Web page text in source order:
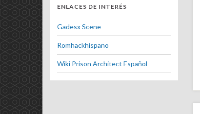
ENLACES DE INTERÉS
Gadesx Scene
Romhackhispano
Wiki Prison Architect Español